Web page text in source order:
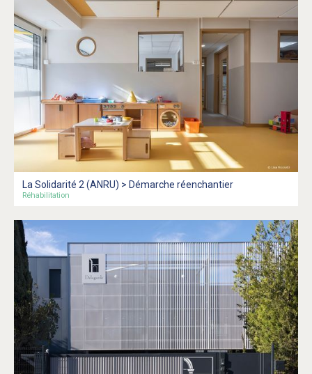
La Solidarité 2 (ANRU) > Démarche réenchantier
Réhabilitation